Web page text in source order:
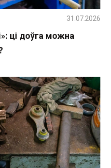
ці доўга можна
31.07.2026